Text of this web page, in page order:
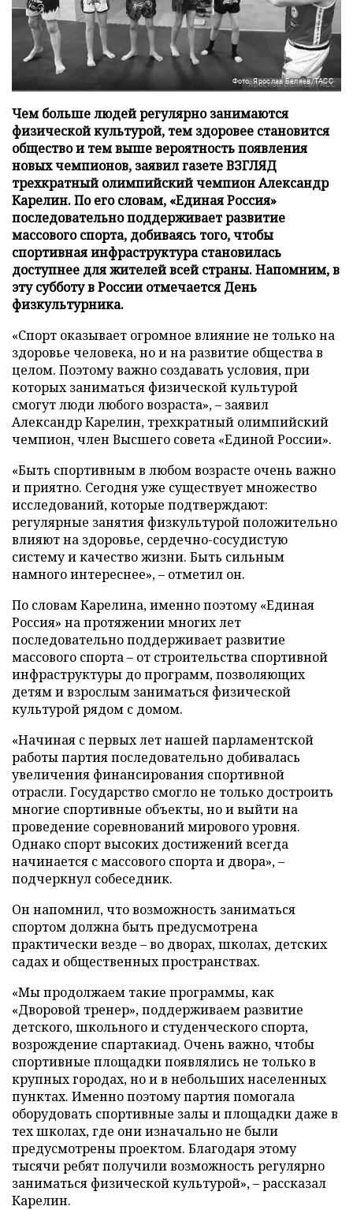
Фото: Ярослав Беляев/ТАСС
Чем больше людей регулярно занимаются
физической культурой, тем здоровее становится
общество и тем выше вероятность появления
новых чемпионов, заявил газете ВЗГЛЯД
трехкратный олимпийский чемпион Александр
Карелин. По его словам, «Единая Россия»
последовательно поддерживает развитие
массового спорта, добиваясь того, чтобы
спортивная инфраструктура становилась
доступнее для жителей всей страны. Напомним, в
эту субботу в России отмечается День
физкультурника.
«Спорт оказывает огромное влияние не только на
здоровье человека, но и на развитие общества в
целом. Поэтому важно создавать условия, при
которых заниматься физической культурой
смогут люди любого возраста», – заявил
Александр Карелин, трехкратный олимпийский
чемпион, член Высшего совета «Единой России».
«Быть спортивным в любом возрасте очень важно
и приятно. Сегодня уже существует множество
исследований, которые подтверждают:
регулярные занятия физкультурой положительно
влияют на здоровье, сердечно-сосудистую
систему и качество жизни. Быть сильным
намного интереснее», – отметил он.
По словам Карелина, именно поэтому «Единая
Россия» на протяжении многих лет
последовательно поддерживает развитие
массового спорта – от строительства спортивной
инфраструктуры до программ, позволяющих
детям и взрослым заниматься физической
культурой рядом с домом.
«Начиная с первых лет нашей парламентской
работы партия последовательно добивалась
увеличения финансирования спортивной
отрасли. Государство смогло не только достроить
многие спортивные объекты, но и выйти на
проведение соревнований мирового уровня.
Однако спорт высоких достижений всегда
начинается с массового спорта и двора», –
подчеркнул собеседник.
Он напомнил, что возможность заниматься
спортом должна быть предусмотрена
практически везде – во дворах, школах, детских
садах и общественных пространствах.
«Мы продолжаем такие программы, как
«Дворовой тренер», поддерживаем развитие
детского, школьного и студенческого спорта,
возрождение спартакиад. Очень важно, чтобы
спортивные площадки появлялись не только в
крупных городах, но и в небольших населенных
пунктах. Именно поэтому партия помогала
оборудовать спортивные залы и площадки даже в
тех школах, где они изначально не были
предусмотрены проектом. Благодаря этому
тысячи ребят получили возможность регулярно
заниматься физической культурой», – рассказал
Карелин.